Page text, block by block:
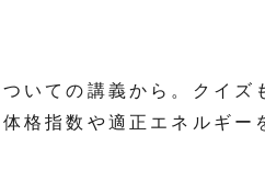
いての講義から。クイ
格指数や適正エネルギ